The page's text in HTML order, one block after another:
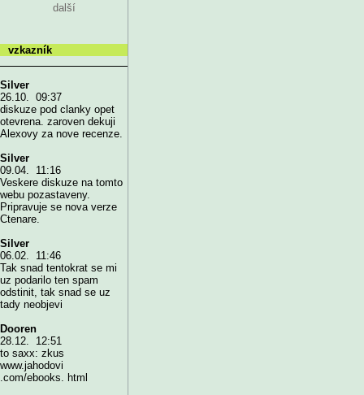
další
vzkazník
Silver
26.10. 09:37
diskuze pod clanky opet
otevrena. zaroven dekuji
Alexovy za nove recenze.
Silver
09.04. 11:16
Veskere diskuze na tomto
webu pozastaveny.
Pripravuje se nova verze
Ctenare.
Silver
06.02. 11:46
Tak snad tentokrat se mi
uz podarilo ten spam
odstinit, tak snad se uz
tady neobjevi
Dooren
28.12. 12:51
to saxx: zkus
www.jahodovi
.com/ebooks. html